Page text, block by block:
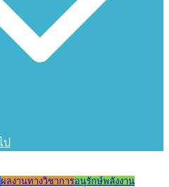
ป
ผลงานทางวิชาการอนุรักษ์พลังงาน